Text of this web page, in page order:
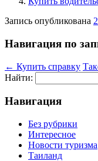
Запись опубликована
Навигация по
← Купить справку
Найти:
Навигация
Без рубрики
Интересное
Новости туризма
Таиланд